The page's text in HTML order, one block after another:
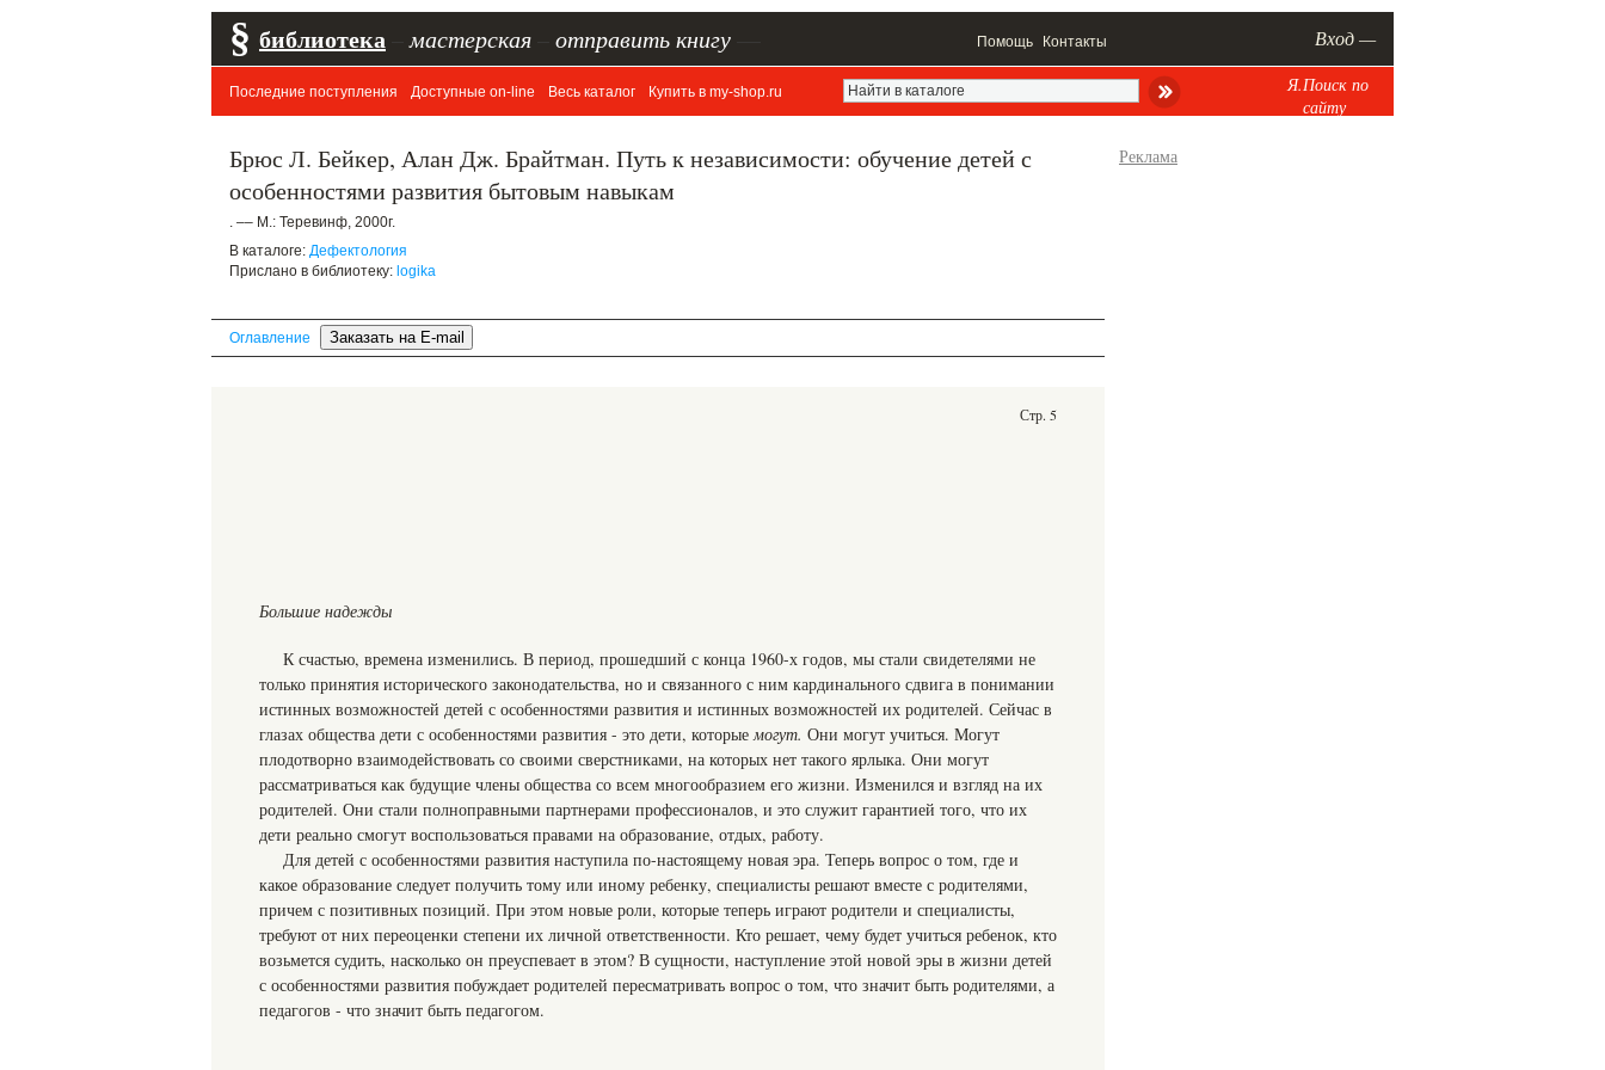
§ библиотека мастерская отправить книгу Помощь Контакты Вход —
Последние поступления Доступные on-line Весь каталог Купить в my-shop.ru
Я.Поиск по
сайту
Брюс Л. Бейкер, Алан Дж. Брайтман. Путь к независимости: обучение детей с
особенностями развития бытовым навыкам
. –– М.: Теревинф, 2000г.
В каталоге: Дефектология
Прислано в библиотеку: logika
Оглавление
Стр. 5
Большие надежды
К счастью, времена изменились. В период, прошедший с конца 1960-х годов, мы стали свидетелями не
только принятия исторического законодательства, но и связанного с ним кардинального сдвига в понимании
истинных возможностей детей с особенностями развития и истинных возможностей их родителей. Сейчас в
глазах общества дети с особенностями развития - это дети, которыемогут. Они могут учиться. Могут
плодотворно взаимодействовать со своими сверстниками, на которых нет такого ярлыка. Они могут
рассматриваться как будущие члены общества со всем многообразием его жизни. Изменился и взгляд на их
родителей. Они стали полноправными партнерами профессионалов, и это служит гарантией того, что их
дети реально смогут воспользоваться правами на образование, отдых, работу.
Для детей с особенностями развития наступила по-настоящему новая эра. Теперь вопрос о том, где и
какое образование следует получить тому или иному ребенку, специалисты решают вместе с родителями,
причем с позитивных позиций. При этом новые роли, которые теперь играют родители и специалисты,
требуют от них переоценки степени их личной ответственности. Кто решает, чему будет учиться ребенок, кто
возьмется судить, насколько он преуспевает в этом? В сущности, наступление этой новой эры в жизни детей
с особенностями развития побуждает родителей пересматривать вопрос о том, что значит быть родителями, а
педагогов - что значит быть педагогом.
Реклама